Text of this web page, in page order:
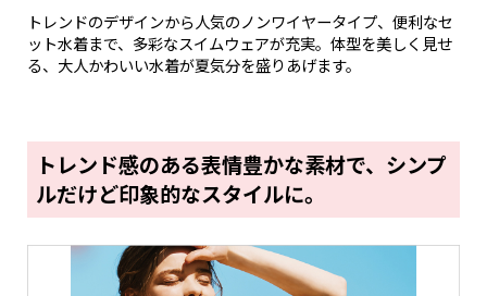
トレンドのデザインから人気のノンワイヤータイプ、便利なセ
ット水着まで、多彩なスイムウェアが充実。体型を美しく見せ
る、大人かわいい水着が夏気分を盛りあげます。
トレンド感のある表情豊かな素材で、シンプ
ルだけど印象的なスタイルに。